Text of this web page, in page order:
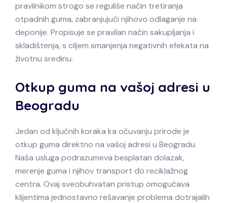
pravilnikom strogo se reguliše način tretiranja
otpadnih guma, zabranjujući njihovo odlaganje na
deponije. Propisuje se pravilan način sakupljanja i
skladištenja, s ciljem smanjenja negativnih efekata na
životnu sredinu.
Otkup guma na vašoj adresi u
Beogradu
Jedan od ključnih koraka ka očuvanju prirode je
otkup guma direktno na vašoj adresi u Beogradu.
Naša usluga podrazumeva besplatan dolazak,
merenje guma i njihov transport do reciklažnog
centra. Ovaj sveobuhvatan pristup omogućava
klijentima jednostavno rešavanje problema dotrajalih